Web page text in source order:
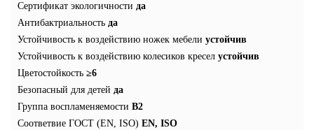
Сертификат экологичности да
Антибактриальность да
Устойчивость к воздействию ножек мебели устойчив
Устойчивость к воздействию колесиков кресел устойчив
Цветостойкость ≥6
Безопасный для детей да
Группа воспламеняемости В2
Соответвие ГОСТ (EN, ISO) EN, ISO